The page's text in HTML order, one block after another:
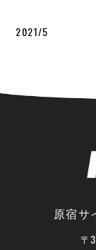
2021/5
原宿サ
〒